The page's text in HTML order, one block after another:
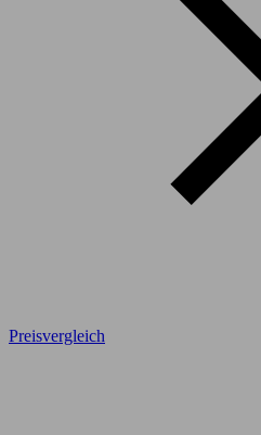
Preisvergleich